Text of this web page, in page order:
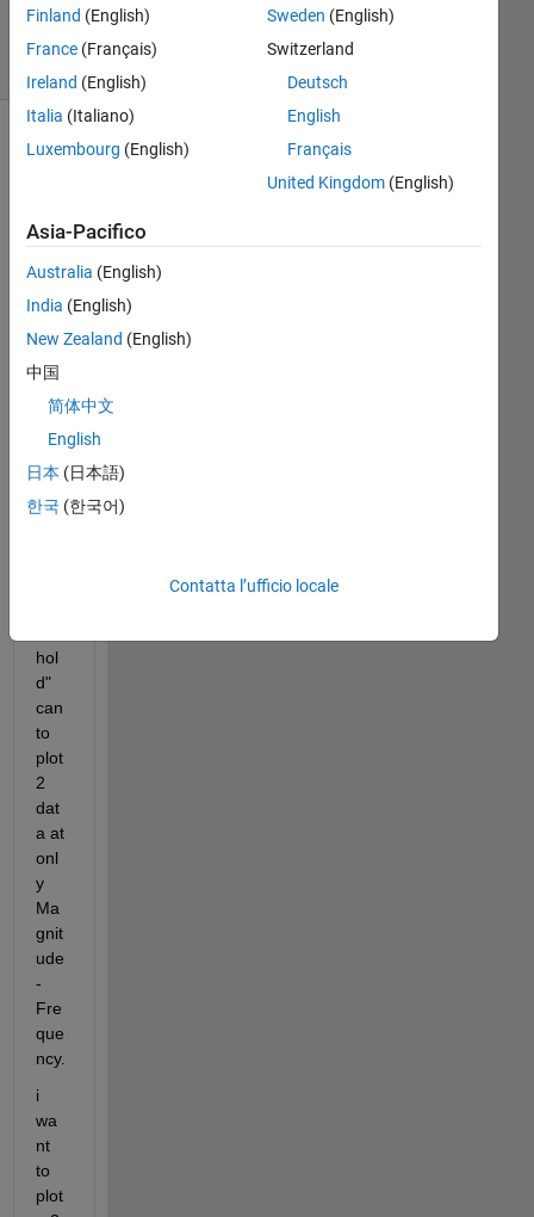
16
Visualizzazioni
wa
nt
plot
dat
e.
hol
d"
can
to
plot
2
dat
a at
onl
y
Ma
gnit
ude
-
Fre
que
ncy.
i
wa
nt
to
plot
Finland (English)
France (Français)
Ireland (English)
Italia (Italiano)
Luxembourg (English)
Sweden (English)
Switzerland
Deutsch
English
Français
United Kingdom(English)
Asia-Pacifico
Australia (English)
India (English)
New Zealand (English)
中国
简体中文
English
日本 (日本語)
한국 (한국어)
Contatta l’ufficio locale